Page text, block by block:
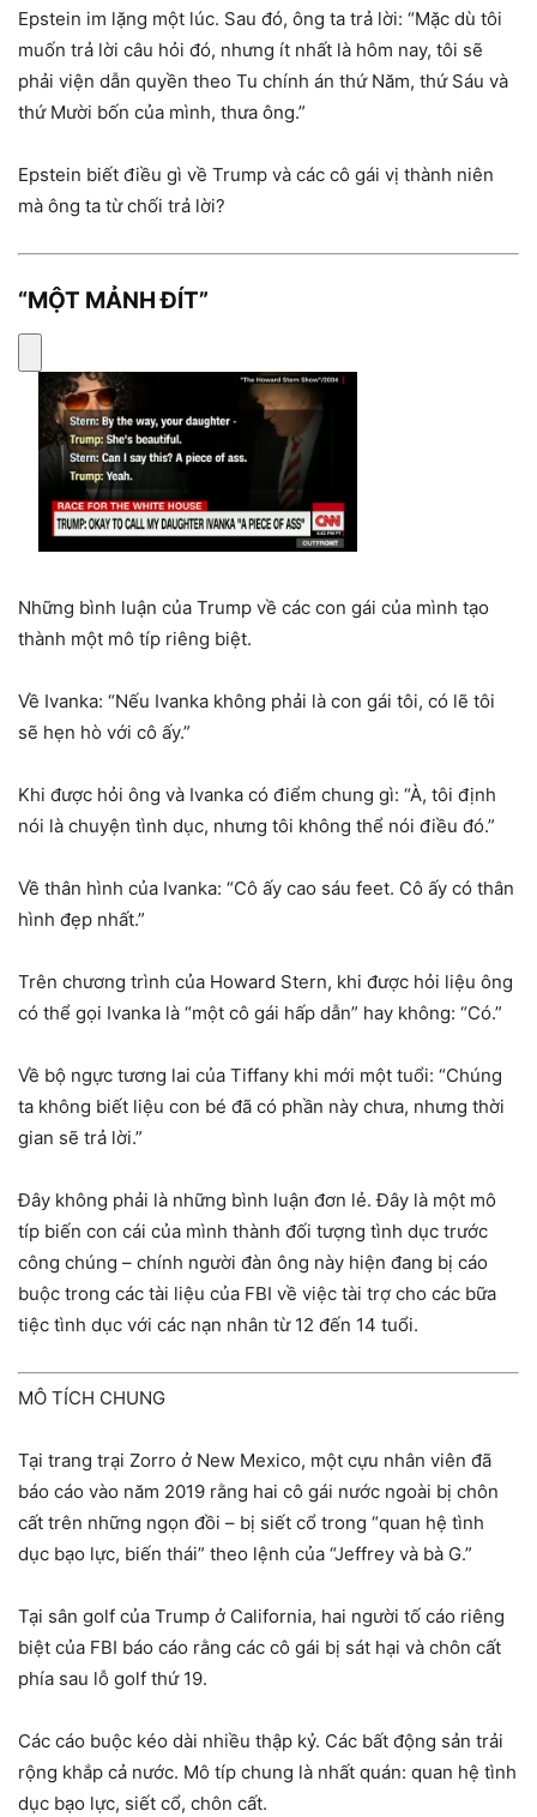
Epstein im lặng một lúc. Sau đó, ông ta trả lời: “Mặc dù tôi
muốn trả lời câu hỏi đó, nhưng ít nhất là hôm nay, tôi sẽ
phải viện dẫn quyền theo Tu chính án thứ Năm, thứ Sáu và
thứ Mười bốn của mình, thưa ông.”
Epstein biết điều gì về Trump và các cô gái vị thành niên
mà ông ta từ chối trả lời?
“MỘT MẢNH ĐÍT”
Những bình luận của Trump về các con gái của mình tạo
thành một mô típ riêng biệt.
Về Ivanka: “Nếu Ivanka không phải là con gái tôi, có lẽ tôi
sẽ hẹn hò với cô ấy.”
Khi được hỏi ông và Ivanka có điểm chung gì: “À, tôi định
nói là chuyện tình dục, nhưng tôi không thể nói điều đó.”
Về thân hình của Ivanka: “Cô ấy cao sáu feet. Cô ấy có thân
hình đẹp nhất.”
Trên chương trình của Howard Stern, khi được hỏi liệu ông
có thể gọi Ivanka là “một cô gái hấp dẫn” hay không: “Có.”
Về bộ ngực tương lai của Tiffany khi mới một tuổi: “Chúng
ta không biết liệu con bé đã có phần này chưa, nhưng thời
gian sẽ trả lời.”
Đây không phải là những bình luận đơn lẻ. Đây là một mô
típ biến con cái của mình thành đối tượng tình dục trước
công chúng – chính người đàn ông này hiện đang bị cáo
buộc trong các tài liệu của FBI về việc tài trợ cho các bữa
tiệc tình dục với các nạn nhân từ 12 đến 14 tuổi.
MÔ TÍCH CHUNG
Tại trang trại Zorro ở New Mexico, một cựu nhân viên đã
báo cáo vào năm 2019 rằng hai cô gái nước ngoài bị chôn
cất trên những ngọn đồi – bị siết cổ trong “quan hệ tình
dục bạo lực, biến thái” theo lệnh của “Jeffrey và bà G.”
Tại sân golf của Trump ở California, hai người tố cáo riêng
biệt của FBI báo cáo rằng các cô gái bị sát hại và chôn cất
phía sau lỗ golf thứ 19.
Các cáo buộc kéo dài nhiều thập kỷ. Các bất động sản trải
rộng khắp cả nước. Mô típ chung là nhất quán: quan hệ tình
dục bạo lực, siết cổ, chôn cất.